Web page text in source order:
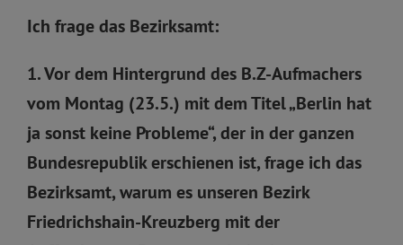
Ich frage das Bezirksamt:
1. Vor dem Hintergrund des B.Z-Aufmachers
vom Montag (23.5.) mit dem Titel „Berlin hat
ja sonst keine Probleme“, der in der ganzen
Bundesrepublik erschienen ist, frage ich das
Bezirksamt, warum es unseren Bezirk
Friedrichshain-Kreuzberg mit der